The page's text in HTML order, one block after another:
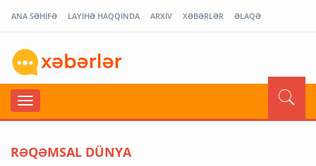
ANA SƏHİFƏ LAYİHƏ HAQQINDA ARXİV XƏBƏRLƏR ƏLAQƏ
RƏQƏMSAL DÜNYA